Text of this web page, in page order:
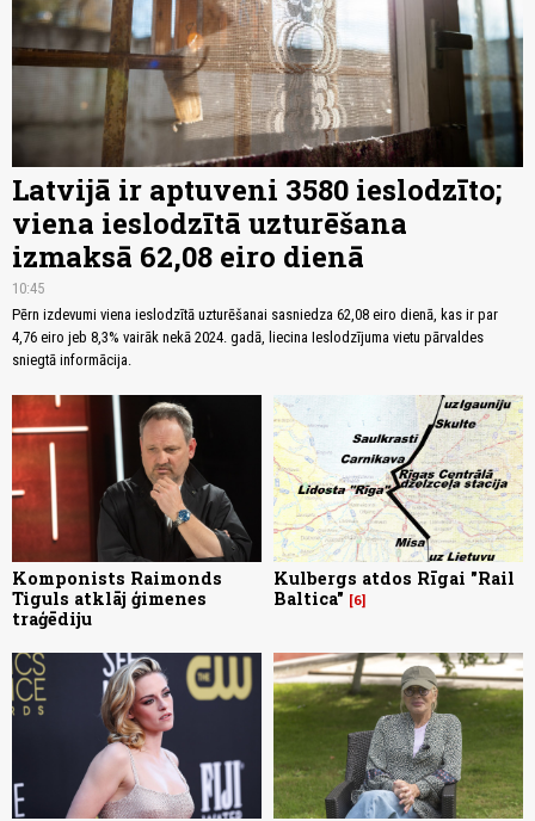
Latvijā ir aptuveni 3580 ieslodzīto;
viena ieslodzītā uzturēšana
izmaksā 62,08 eiro dienā
10:45
Pērn izdevumi viena ieslodzītā uzturēšanai sasniedza 62,08 eiro dienā, kas ir par
4,76 eiro jeb 8,3% vairāk nekā 2024. gadā, liecina Ieslodzījuma vietu pārvaldes
sniegtā informācija.
Komponists Raimonds
Tiguls atklāj ģimenes
traģēdiju
Kulbergs atdos Rīgai "Rail
Baltica"
6